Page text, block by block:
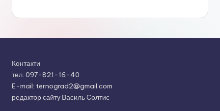
Контакти
тел. 097-821-16-40
E-mail: ternograd2@gmail.com
редактор сайту Василь Солтис